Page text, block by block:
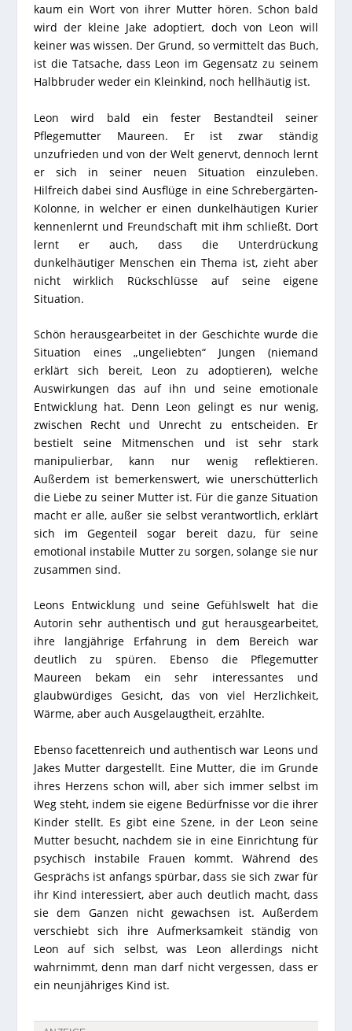
kaum ein Wort von ihrer Mutter hören. Schon bald
wird der kleine Jake adoptiert, doch von Leon will
keiner was wissen. Der Grund, so vermittelt das Buch,
ist die Tatsache, dass Leon im Gegensatz zu seinem
Halbbruder weder ein Kleinkind, noch hellhäutig ist.
Leon wird bald ein fester Bestandteil seiner
Pflegemutter Maureen. Er ist zwar ständig
unzufrieden und von der Welt genervt, dennoch lernt
er sich in seiner neuen Situation einzuleben.
Hilfreich dabei sind Ausflüge in eine Schrebergärten-
Kolonne, in welcher er einen dunkelhäutigen Kurier
kennenlernt und Freundschaft mit ihm schließt. Dort
lernt er auch, dass die Unterdrückung
dunkelhäutiger Menschen ein Thema ist, zieht aber
nicht wirklich Rückschlüsse auf seine eigene
Situation.
Schön herausgearbeitet in der Geschichte wurde die
Situation eines „ungeliebten“ Jungen (niemand
erklärt sich bereit, Leon zu adoptieren), welche
Auswirkungen das auf ihn und seine emotionale
Entwicklung hat. Denn Leon gelingt es nur wenig,
zwischen Recht und Unrecht zu entscheiden. Er
bestielt seine Mitmenschen und ist sehr stark
manipulierbar, kann nur wenig reflektieren.
Außerdem ist bemerkenswert, wie unerschütterlich
die Liebe zu seiner Mutter ist. Für die ganze Situation
macht er alle, außer sie selbst verantwortlich, erklärt
sich im Gegenteil sogar bereit dazu, für seine
emotional instabile Mutter zu sorgen, solange sie nur
zusammen sind.
Leons Entwicklung und seine Gefühlswelt hat die
Autorin sehr authentisch und gut herausgearbeitet,
ihre langjährige Erfahrung in dem Bereich war
deutlich zu spüren. Ebenso die Pflegemutter
Maureen bekam ein sehr interessantes und
glaubwürdiges Gesicht, das von viel Herzlichkeit,
Wärme, aber auch Ausgelaugtheit, erzählte.
Ebenso facettenreich und authentisch war Leons und
Jakes Mutter dargestellt. Eine Mutter, die im Grunde
ihres Herzens schon will, aber sich immer selbst im
Weg steht, indem sie eigene Bedürfnisse vor die ihrer
Kinder stellt. Es gibt eine Szene, in der Leon seine
Mutter besucht, nachdem sie in eine Einrichtung für
psychisch instabile Frauen kommt. Während des
Gesprächs ist anfangs spürbar, dass sie sich zwar für
ihr Kind interessiert, aber auch deutlich macht, dass
sie dem Ganzen nicht gewachsen ist. Außerdem
verschiebt sich ihre Aufmerksamkeit ständig von
Leon auf sich selbst, was Leon allerdings nicht
wahrnimmt, denn man darf nicht vergessen, dass er
ein neunjähriges Kind ist.